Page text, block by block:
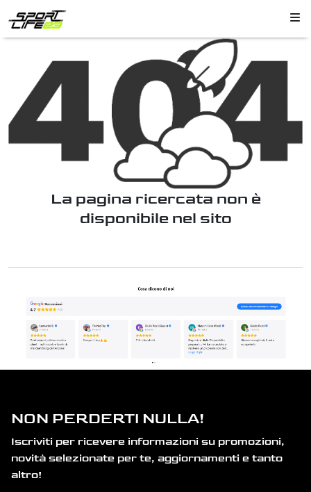
La pagina ricercata non è
disponibile nel sito
NON PERDERTI NULLA!
Iscriviti per ricevere informazioni su promozioni,
novità selezionate per te, aggiornamenti e tanto
altro!